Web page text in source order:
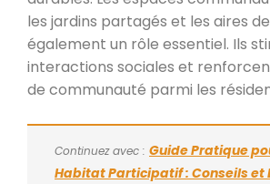
les jardins partagés et les aires
également un rôle essentiel. Ils
interactions sociales et
de communauté parmi les
Continuez avec : Guide Pratique
Habitat Participatif : Conseils et